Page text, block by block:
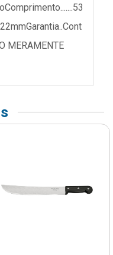
MERAMENTE